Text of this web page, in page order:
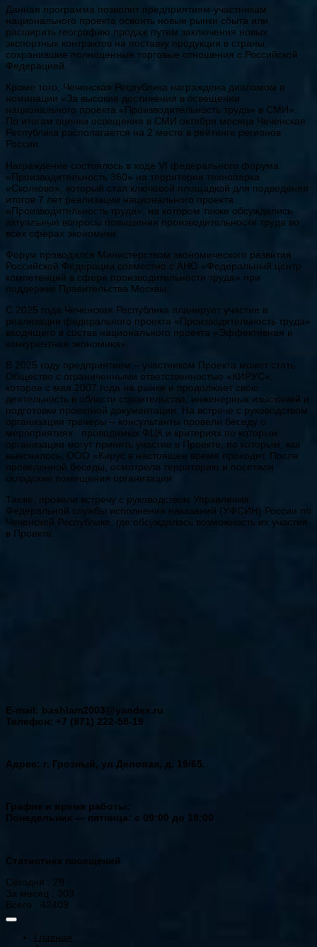
Данная программа позволит предприятиям-участникам
национального проекта освоить новые рынки сбыта или
расширить географию продаж путем заключения новых
экспортных контрактов на поставку продукции в страны,
сохранившие полноценные торговые отношения с Российской
Федерацией.
Кроме того, Чеченская Республика награждена дипломом в
номинации «За высокие достижения в освещении
национального проекта «Производительность труда» в СМИ».
По итогам оценки освещения в СМИ октября месяца Чеченская
Республика располагается на 2 месте в рейтинге регионов
России.
Награждение состоялось в ходе VI федерального форума
«Производительность 360» на территории технопарка
«Сколково», который стал ключевой площадкой для подведения
итогов 7 лет реализации национального проекта
«Производительность труда», на котором также обсуждались
актуальные вопросы повышения производительности труда во
всех сферах экономики.
Форум проводился Министерством экономического развития
Российской Федерации совместно с АНО «Федеральный центр
компетенций в сфере производительности труда» при
поддержке Правительства Москвы.
С 2025 года Чеченская Республика планирует участие в
реализации федерального проекта «Производительность труда»
входящего в состав национального проекта «Эффективная и
конкурентная экономика».
В 2025 году предприятием – участником Проекта может стать
Общество с ограниченными ответственностью «КИРУС»,
которое с мая 2007 года на рынке и продолжает свою
деятельность в области строительства, инженерных изысканий и
подготовке проектной документации. На встрече с руководством
организации тренеры – консультанты провели беседу о
мероприятиях проводимых ФЦК и критериях по которым
организации могут принять участие в Проекте, по которым, как
выяснилось, ООО «Кирус в настоящее время проходит. После
проведенной беседы, осмотрели территорию и посетили
складские помещения организации.
Также, провели встречу с руководством Управления
Федеральной службы исполнения наказаний (УФСИН) России по
Чеченской Республике, где обсуждалась возможность их участия
в Проекте.
E-mail: bashlam2003@yandex.ru
Телефон: +7 (871) 222-58-19
Адрес: г. Грозный, ул Деловая, д. 19/65.
График и время работы:
Понедельник — пятница: с 09:00 до 18:00
Статистика посещений
Сегодня : 28
За месяц : 303
Всего : 42409
Главная